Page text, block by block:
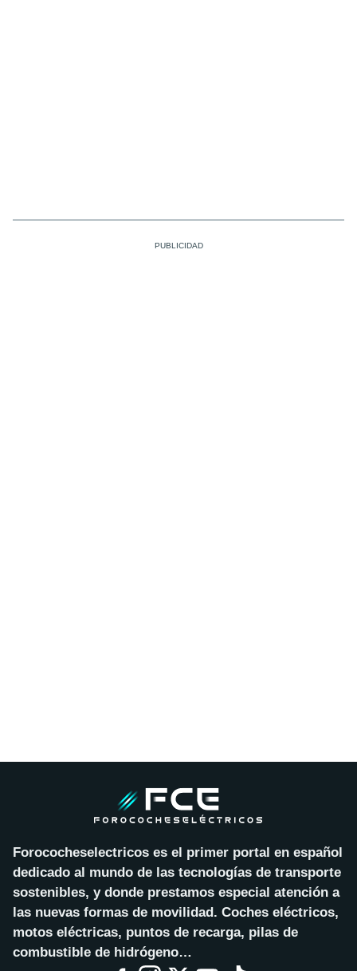
Forococheselectricos es el primer portal en español
dedicado al mundo de las tecnologías de transporte
sostenibles, y donde prestamos especial atención a
las nuevas formas de movilidad. Coches eléctricos,
motos eléctricas, puntos de recarga, pilas de
combustible de hidrógeno…